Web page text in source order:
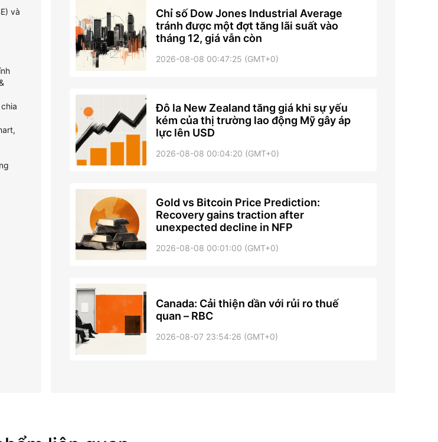
và
Chỉ số Dow Jones Industrial Average
tránh được một đợt tăng lãi suất vào
tháng 12, giá vẫn còn
2026-08-08 00:47:25 (GMT+0)
Đô la New Zealand tăng giá khi sự yếu
kém của thị trường lao động Mỹ gây áp
lực lên USD
2026-08-08 00:04:20 (GMT+0)
Gold vs Bitcoin Price Prediction:
Recovery gains traction after
unexpected decline in NFP
2026-08-08 00:01:00 (GMT+0)
Canada: Cải thiện dần với rủi ro thuế
quan – RBC
2026-08-07 23:54:26 (GMT+0)